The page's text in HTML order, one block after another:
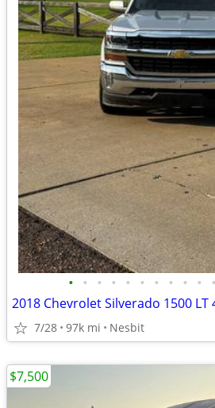
• • • • • • • • • • •
2018 Chevrolet Silverado 1500 LT
7/28 97k mi Nesbit
$7,500